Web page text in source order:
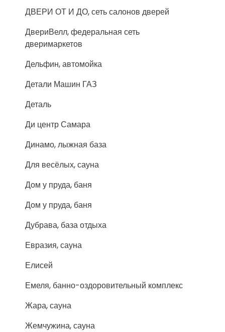
ДВЕРИ ОТ И ДО, сеть салонов дверей
ДвериВелл, федеральная сеть
дверимаркетов
Дельфин, автомойка
Детали Машин ГАЗ
Деталь
Ди центр Самара
Динамо, лыжная база
Для весёлых, сауна
Дом у пруда, баня
Дом у пруда, баня
Дубрава, база отдыха
Евразия, сауна
Елисей
Емеля, банно-оздоровительный комплекс
Жара, сауна
Жемчужина, сауна